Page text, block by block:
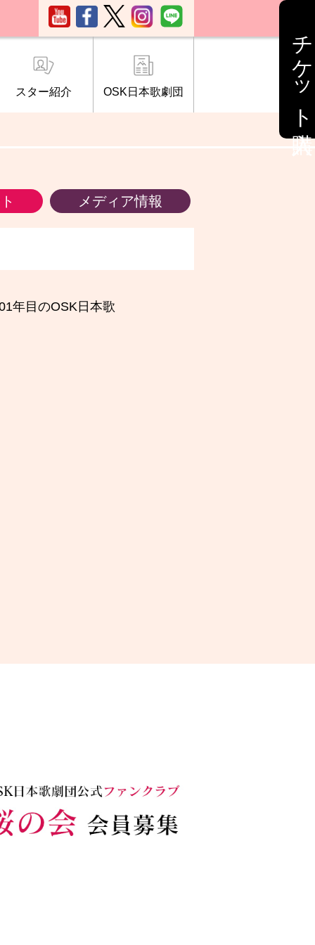
チケット購入
スター紹介 OSK日本歌劇団
メディア情報
年目のOSK日本歌